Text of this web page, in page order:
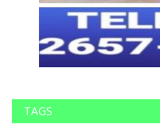
TAGS